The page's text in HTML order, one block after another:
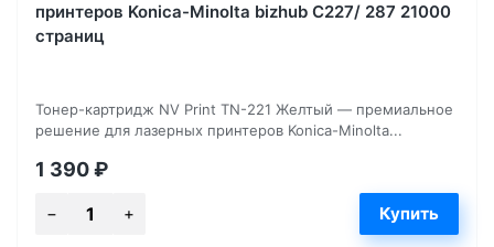
принтеров Konica-Minolta bizhub C227/ 287 21000
страниц
Тонер-картридж NV Print TN-221 Желтый — премиальное
решение для лазерных принтеров Konica-Minolta...
1 390₽